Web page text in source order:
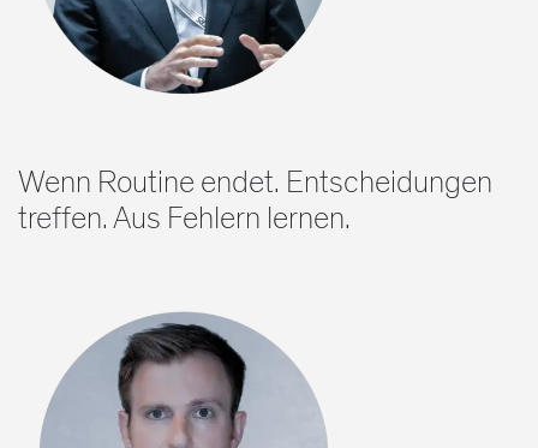
Wenn Routine endet. Entscheidungen
treffen. Aus Fehlern lernen.